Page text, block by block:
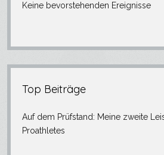
Keine bevorstehenden Ereignisse
Top Beiträge
Auf dem Prüfstand: Meine zweite
Proathletes